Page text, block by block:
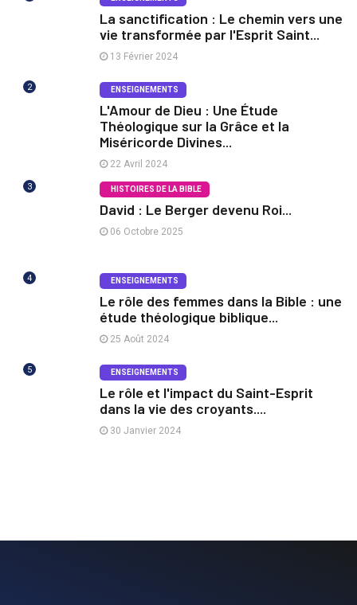
La sanctification : Le chemin vers une
vie transformée par l'Esprit Saint...
13 Février 2024
2 ENSEIGNEMENTS
L'Amour de Dieu : Une Étude
Théologique sur la Grâce et la
Miséricorde Divines...
22 Avril 2024
3 HISTOIRES DE LA BIBLE
David : Le Berger devenu Roi...
06 Octobre 2025
4 ENSEIGNEMENTS
Le rôle des femmes dans la Bible : une
étude théologique biblique...
25 Août 2024
5 ENSEIGNEMENTS
Le rôle et l'impact du Saint-Esprit
dans la vie des croyants....
30 Janvier 2024